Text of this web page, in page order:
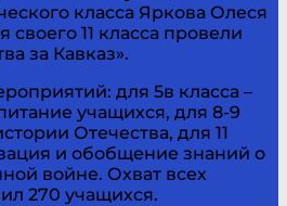
класса Яркова Олеся
11 класса провели
за Кавказ».
для 5в класса –
учащихся, для 8-9
Отечества, для 11
и обобщение знаний о
войне. Охват всех
270 учащихся.